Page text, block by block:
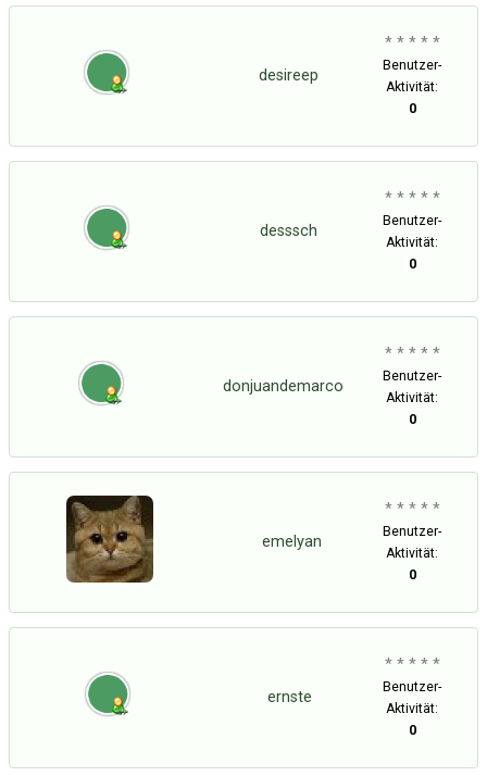
desireep
* * * * *
Benutzer-
Aktivität:
0
desssch
* * * * *
Benutzer-
Aktivität:
0
donjuandemarco
* * * * *
Benutzer-
Aktivität:
0
emelyan
* * * * *
Benutzer-
Aktivität:
0
ernste
* * * * *
Benutzer-
Aktivität:
0